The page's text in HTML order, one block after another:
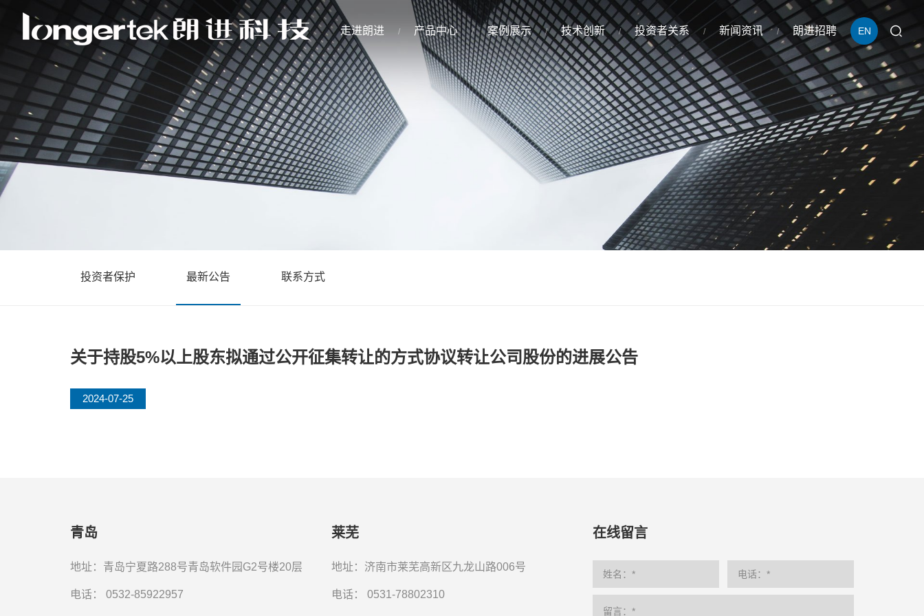
EN
走进朗进 产品中心 案例展示 技术创新 投资者关系 新闻资讯 朗进招聘
投资者保护 最新公告 联系方式
关于持股5%以上股东拟通过公开征集转让的方式协议转让公司股份的进展公告
2024-07-25
青岛
地址：青岛宁夏路288号青岛软件园G2号楼20层
电话： 0532-85922957
莱芜
地址：济南市莱芜高新区九龙山路006号
电话：0531-78802310
在线留言